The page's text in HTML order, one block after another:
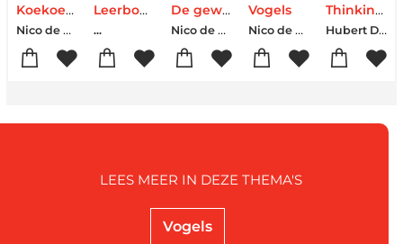
Koekoeksjong in Zalk
Nico de Haan
Leerboek obstetrie en gynaecologie verpleegkunde
...
De gewiekste vogelgids
Nico de Haan
Vogels
Nico de Haan
Thinking BIC
Hubert Deitmers
Vogels
LEES MEER IN DEZE THEMA'S